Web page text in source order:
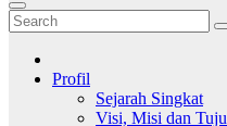
Profil
Sejarah Singkat
Visi, Misi dan